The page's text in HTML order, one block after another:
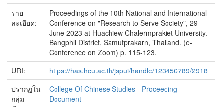
ราย
ละเอียด:
Proceedings of the 10th National and International
Conference on "Research to Serve Society", 29
June 2023 at Huachiew Chalermprakiet University,
Bangphli District, Samutprakarn, Thailand. (e-
Conference on Zoom) p. 115-123.
URI:
https://has.hcu.ac.th/jspui/handle/123456789/2918
ปรากฏใน
กลุ่ม
College Of Chinese Studies - Proceeding
Document